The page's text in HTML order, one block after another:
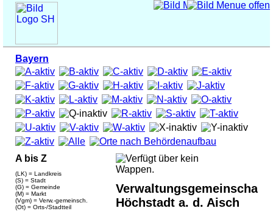
Bayern
A bis Z
(LK) = Landkreis
(S) = Stadt
(G) = Gemeinde
(M) = Markt
(Vgm) = Verw.-gemeinsch.
(Ot) = Orts-/Stadtteil
Verwaltungsgemeinschaft
Höchstadt a. d. Aisch